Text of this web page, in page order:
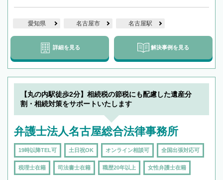
愛知県 名古屋市 名古屋駅
詳細を見る 解決事例を見る
【丸の内駅徒歩2分】相続税の節税にも配慮した遺産分
割・相続対策をサポートいたします
弁護士法人名古屋総合法律事務所
19時以降TEL可 土日祝OK オンライン相談可 全国出張対応可
税理士在籍 司法書士在籍 職歴20年以上 女性弁護士在籍